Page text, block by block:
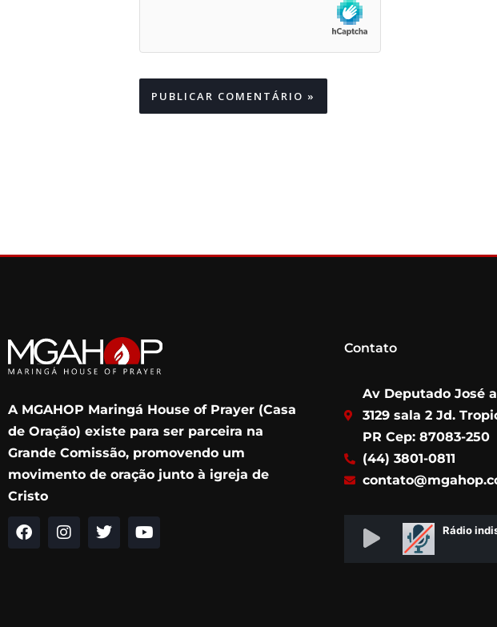
A MGAHOP Maringá House of Prayer (Casa
de Oração) existe para ser parceira na
Grande Comissão, promovendo um
movimento de oração junto à igreja de
Cristo
F
I
T
Y
Contato
Av Deputado José
3129 sala 2 Jd.
PR Cep: 87083-250
(44) 3801-0811